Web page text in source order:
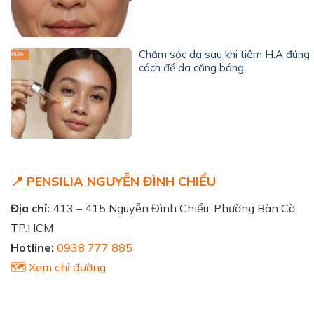
Chăm sóc da sau khi tiêm H.A đúng
cách để da căng bóng
📍 PENSILIA NGUYỄN ĐÌNH CHIỂU
Địa chỉ: 413 – 415 Nguyễn Đình Chiểu, Phường Bàn Cờ,
TP.HCM
Hotline: 0938 777 885
🗺️ Xem chỉ đường